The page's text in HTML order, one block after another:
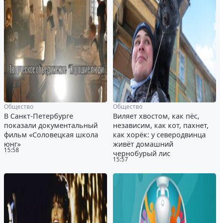
15:58
Общество
В Санкт-Петербурге
показали документальный
фильм «Соловецкая школа
юнг»
15:57
Общество
Виляет хвостом, как пёс,
независим, как кот, пахнет,
как хорёк: у северодвинца
живёт домашний
чернобурый лис